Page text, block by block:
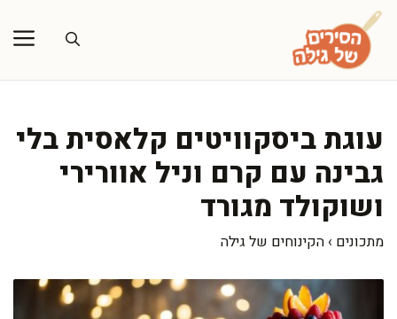
לדלג
לתוכן
עוגת ביסקוויטים קלאסית בלי
גבינה עם קרם וניל אוורירי
ושוקולד מגורד
מתכונים › הקינוחים של גילה